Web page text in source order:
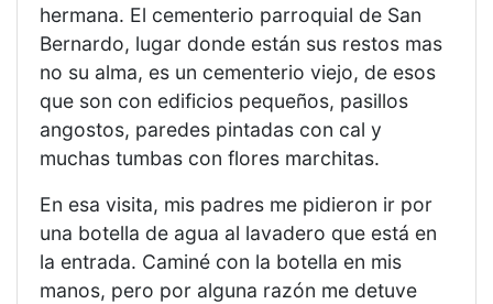
hermana. El cementerio parroquial de San
Bernardo, lugar donde están sus restos mas
no su alma, es un cementerio viejo, de esos
que son con edificios pequeños, pasillos
angostos, paredes pintadas con cal y
muchas tumbas con flores marchitas.
​En esa visita, mis padres me pidieron ir por
una botella de agua al lavadero que está en
la entrada. Caminé con la botella en mis
manos, pero por alguna razón me detuve